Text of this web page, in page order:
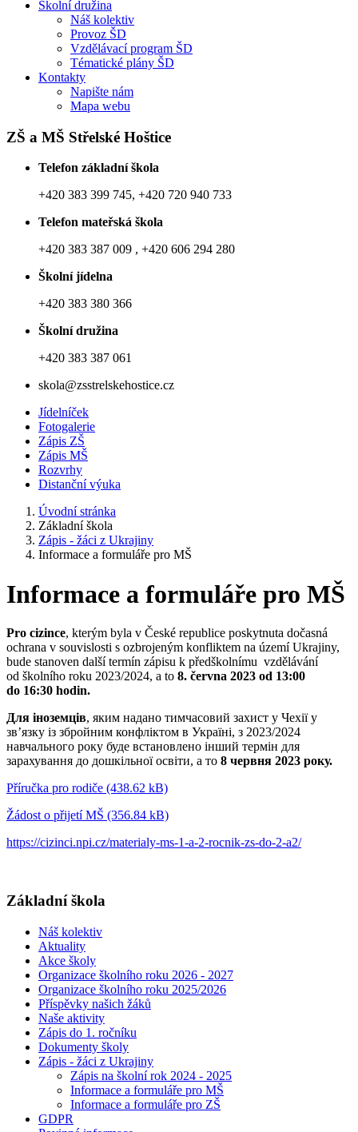
Školní družina
Náš kolektiv
Provoz ŠD
Vzdělávací program ŠD
Tématické plány ŠD
Kontakty
Napište nám
Mapa webu
ZŠ a MŠ Střelské Hoštice
Telefon základní škola
+420 383 399 745, +420 720 940 733
Telefon mateřská škola
+420 383 387 009 , +420 606 294 280
Školní jídelna
+420 383 380 366
Školní družina
+420 383 387 061
skola@zsstrelskehostice.cz
Jídelníček
Fotogalerie
Zápis ZŠ
Zápis MŠ
Rozvrhy
Distanční výuka
Úvodní stránka
Základní škola
Zápis - žáci z Ukrajiny
Informace a formuláře pro MŠ
Informace a formuláře pro MŠ
Pro cizince, kterým byla v České republice poskytnuta dočasná
ochrana v souvislosti s ozbrojeným konfliktem na území Ukrajiny,
bude stanoven další termín zápisu k předškolnímu vzdělávání
od školního roku 2023/2024, a to 8. června 2023 od 13:00
do 16:30 hodin.
Для іноземців, яким надано тимчасовий захист у Чехії у
зв’язку із збройним конфліктом в Україні, з 2023/2024
навчального року буде встановлено інший термін для
зарахування до дошкільної освіти, а то 8 червня 2023 року.
Příručka pro rodiče (438.62 kB)
Žádost o přijetí MŠ (356.84 kB)
https://cizinci.npi.cz/materialy-ms-1-a-2-rocnik-zs-do-2-a2/
Základní škola
Náš kolektiv
Aktuality
Akce školy
Organizace školního roku 2026 - 2027
Organizace školního roku 2025/2026
Příspěvky našich žáků
Naše aktivity
Zápis do 1. ročníku
Dokumenty školy
Zápis - žáci z Ukrajiny
Zápis na školní rok 2024 - 2025
Informace a formuláře pro MŠ
Informace a formuláře pro ZŠ
GDPR